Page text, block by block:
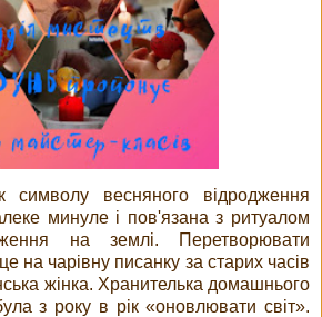
символу весняного відродження
минуле і пов'язана з ритуалом
на землі. Перетворювати
на чарівну писанку за старих часів
жінка. Хранителька домашнього
з року в рік «оновлювати світ».